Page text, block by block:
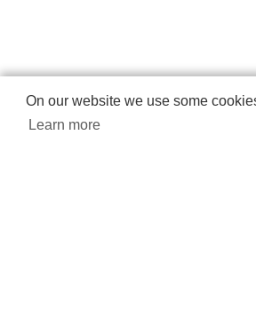
On our website we use some
Learn more